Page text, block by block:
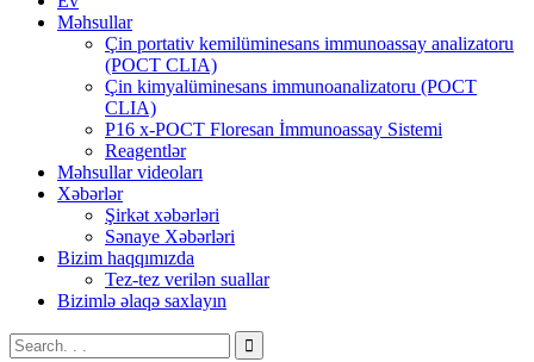
Məhsullar
Çin portativ kemilüminesans immunoassay analizatoru
(POCT CLIA)
Çin kimyalüminesans immunoanalizatoru (POCT
CLIA)
P16 x-POCT Floresan İmmunoassay Sistemi
Reagentlər
Məhsullar videoları
Xəbərlər
Şirkət xəbərləri
Sənaye Xəbərləri
Bizim haqqımızda
Tez-tez verilən suallar
Bizimlə əlaqə saxlayın